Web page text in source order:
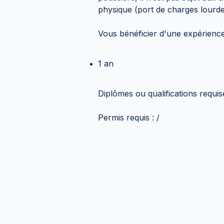
physique (port de charges
Vous bénéficier d'une
1 an
Diplômes ou qualifications
Permis requis : /